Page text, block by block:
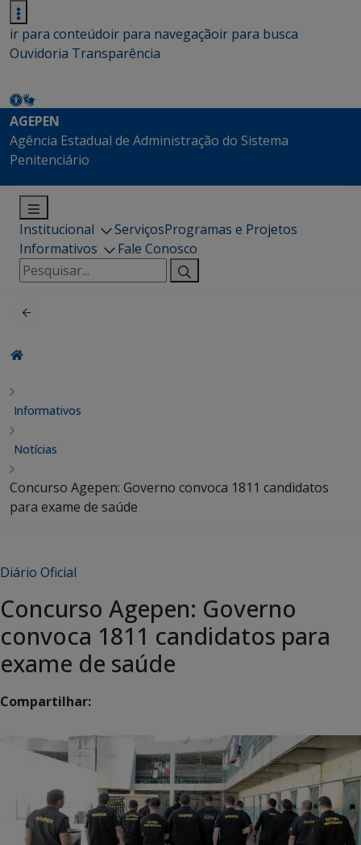
ir para conteúdoir para navegaçãoir para busca
Ouvidoria Transparência
AGEPEN
Agência Estadual de Administração do Sistema
Penitenciário
Institucional ServiçosProgramas e Projetos
Informativos
Fale Conosco
Pesquisar
por:
Informativos
Notícias
Concurso Agepen: Governo convoca 1811 candidatos
para exame de saúde
Diário Oficial
Concurso Agepen: Governo
convoca 1811 candidatos para
exame de saúde
Compartilhar: